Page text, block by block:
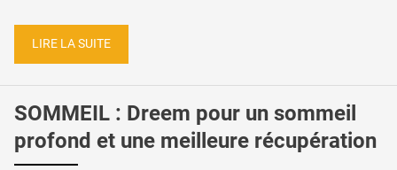
LIRE LA SUITE
SOMMEIL : Dreem pour un sommeil
profond et une meilleure récupération